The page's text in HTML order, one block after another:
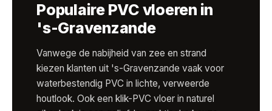
Populaire PVC vloeren in
's-Gravenzande
Vanwege de nabijheid van zee en strand
kiezen klanten uit 's-Gravenzande vaak voor
waterbestendig PVC in lichte, verweerde
houtlook. Ook een klik-PVC vloer in naturel